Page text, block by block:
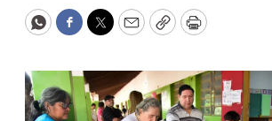
WhatsApp
Facebook
Twitter
EmailCopyPrint